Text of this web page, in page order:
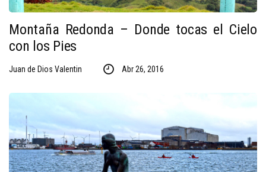
Montaña Redonda – Donde tocas el Cielo
con los Pies
Juan de Dios Valentin Abr 26, 2016